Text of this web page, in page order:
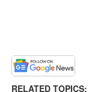
RELATED TOPICS: